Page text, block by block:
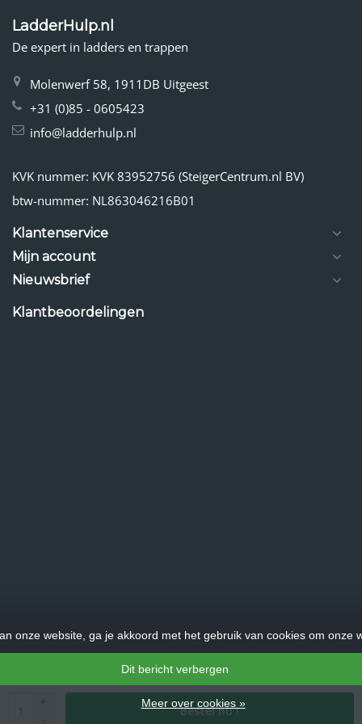
Bestel nu !
LadderHulp.nl
De expert in ladders en trappen
Molenwerf 58, 1911DB Uitgeest
+31 (0)85 - 0605423
info@ladderhulp.nl
KVK nummer: KVK 83952756 (SteigerCentrum.nl BV)
btw-nummer: NL863046216B01
Klantenservice
Mijn account
Nieuwsbrief
Klantbeoordelingen
onze website, ga je akkoord met het gebruik van cookies om onze
Dit bericht verbergen
Meer over cookies »
© Copyright 2026 LadderHulp.nl - Theme byFrontlabel
Lightspeed